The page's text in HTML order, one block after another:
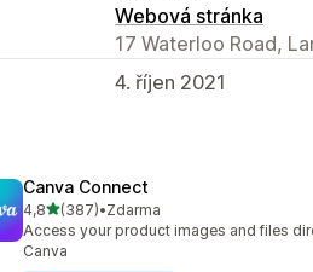
Webová stránka
17 Waterloo Road,
4. říjen 2021
Canva Connect
4,8z 5 hvězd
(387)
Celkový počet recenzí: 387
•Zdarma
Access your product images and files
Canva